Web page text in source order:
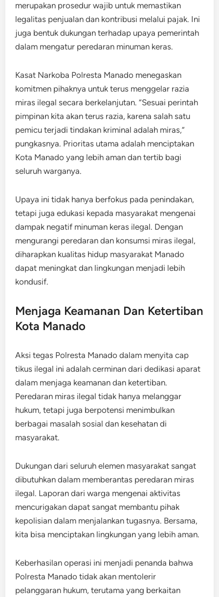
merupakan prosedur wajib untuk memastikan
legalitas penjualan dan kontribusi melalui pajak. Ini
juga bentuk dukungan terhadap upaya pemerintah
dalam mengatur peredaran minuman keras.
Kasat Narkoba Polresta Manado menegaskan
komitmen pihaknya untuk terus menggelar razia
miras ilegal secara berkelanjutan. “Sesuai perintah
pimpinan kita akan terus razia, karena salah satu
pemicu terjadi tindakan kriminal adalah miras,”
pungkasnya. Prioritas utama adalah menciptakan
Kota Manado yang lebih aman dan tertib bagi
seluruh warganya.
Upaya ini tidak hanya berfokus pada penindakan,
tetapi juga edukasi kepada masyarakat mengenai
dampak negatif minuman keras ilegal. Dengan
mengurangi peredaran dan konsumsi miras ilegal,
diharapkan kualitas hidup masyarakat Manado
dapat meningkat dan lingkungan menjadi lebih
kondusif.
Menjaga Keamanan Dan Ketertiban
Kota Manado
Aksi tegas Polresta Manado dalam menyita cap
tikus ilegal ini adalah cerminan dari dedikasi aparat
dalam menjaga keamanan dan ketertiban.
Peredaran miras ilegal tidak hanya melanggar
hukum, tetapi juga berpotensi menimbulkan
berbagai masalah sosial dan kesehatan di
masyarakat.
Dukungan dari seluruh elemen masyarakat sangat
dibutuhkan dalam memberantas peredaran miras
ilegal. Laporan dari warga mengenai aktivitas
mencurigakan dapat sangat membantu pihak
kepolisian dalam menjalankan tugasnya. Bersama,
kita bisa menciptakan lingkungan yang lebih aman.
Keberhasilan operasi ini menjadi penanda bahwa
Polresta Manado tidak akan mentolerir
pelanggaran hukum, terutama yang berkaitan